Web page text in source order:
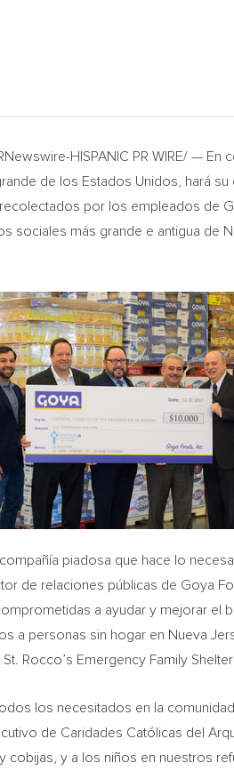
HISPANIC PR WIRE/ —
de los Estados Unidos, hará
por los empleados de
sociales más grande e antigua de
piadosa que hace lo
de relaciones públicas de Goya
a ayudar y mejorar el
a personas sin hogar en Nueva
St. Rocco’s Emergency Family
los necesitados en la
de Caridades Católicas del
y a los niños en nuestros